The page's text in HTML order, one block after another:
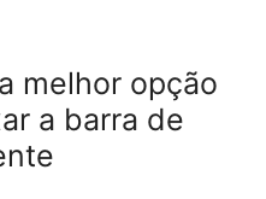
melhor opção
a barra de